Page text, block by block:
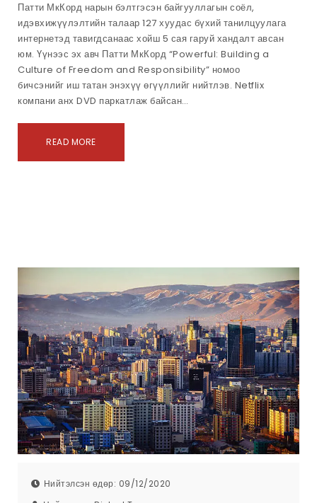
Патти МкКорд нарын бэлтгэсэн байгууллагын соёл,
идэвхижүүлэлтийн талаар 127 хуудас бүхий танилцуулага
интернетэд тавигдсанаас хойш 5 сая гаруй хандалт авсан
юм. Үүнээс эх авч Патти МкКорд “Powerful: Building a
Culture of Freedom and Responsibility” номоо
бичсэнийг иш татан энэхүү өгүүллийг нийтлэв. Netflix
компани анх DVD паркатлаж байсан…
READ MORE
Нийтэлсэн өдөр: 09/12/2020